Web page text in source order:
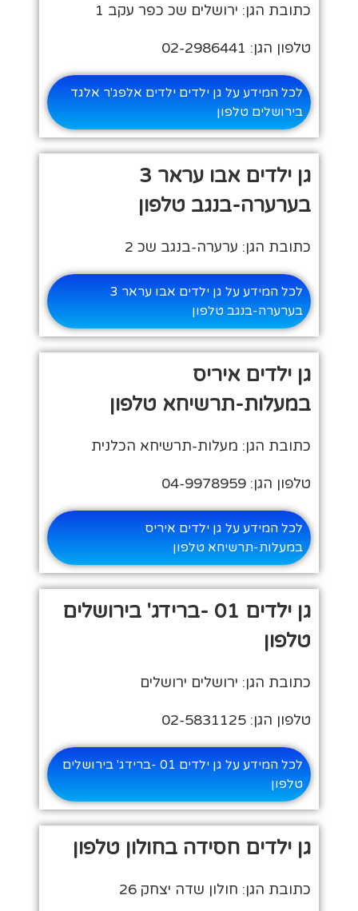
כתובת הגן: ירושלים שכ כפר עקב 1
טלפון הגן: 02-2986441
לכל המידע על גן ילדים ילדים אלפג'ר אלגד
בירושלים טלפון
גן ילדים אבו עראר 3
בערערה-בנגב טלפון
כתובת הגן: ערערה-בנגב שכ 2
לכל המידע על גן ילדים אבו עראר 3
בערערה-בנגב טלפון
גן ילדים איריס
במעלות-תרשיחא טלפון
כתובת הגן: מעלות-תרשיחא הכלנית
טלפון הגן: 04-9978959
לכל המידע על גן ילדים איריס
במעלות-תרשיחא טלפון
גן ילדים 01 -ברידג' בירושלים
טלפון
כתובת הגן: ירושלים ירושלים
טלפון הגן: 02-5831125
לכל המידע על גן ילדים 01 -ברידג' בירושלים
טלפון
גן ילדים חסידה בחולון טלפון
כתובת הגן: חולון שדה יצחק 26